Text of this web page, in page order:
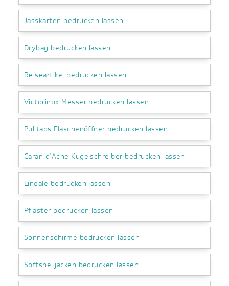
Jasskarten bedrucken lassen
Drybag bedrucken lassen
Reiseartikel bedrucken lassen
Victorinox Messer bedrucken lassen
Pulltaps Flaschenöffner bedrucken lassen
Caran d’Ache Kugelschreiber bedrucken lassen
Lineale bedrucken lassen
Pflaster bedrucken lassen
Sonnenschirme bedrucken lassen
Softshelljacken bedrucken lassen